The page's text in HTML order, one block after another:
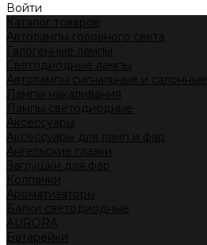
Войти
Каталог товаров
Автолампы головного света
Галогенные лампы
Светодиодные лампы
Автолампы сигнальные и салонные
Лампы накаливания
Лампы светодиодные
Аксессуары
Аксессуары для ламп и фар
Ангельские глазки
Заглушки для фар
Колпачки
Ароматизаторы
Балки светодиодные
AURORA
Батарейки